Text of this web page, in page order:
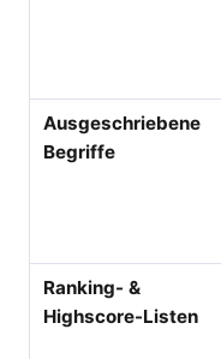
Ausgeschriebene
Begriffe
Ranking- &
Highscore-Listen